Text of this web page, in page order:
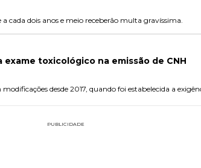
cada dois anos e meio receberão multa gravíssima.
toxicológico na emissão de CNH
desde 2017, quando foi estabelecida a
PUBLICIDADE